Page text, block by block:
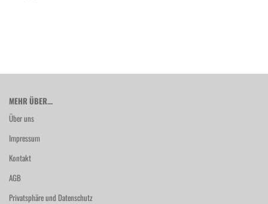
MEHR ÜBER...
Über uns
Impressum
Kontakt
AGB
Privatsphäre und Datenschutz